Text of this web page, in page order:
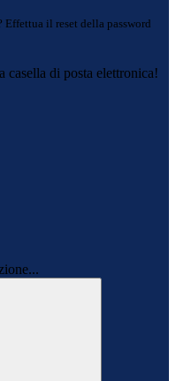
Effettua il reset della password
casella di posta elettronica!